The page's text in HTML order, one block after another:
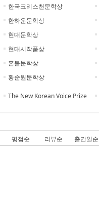
한국크리스천문학상
한하운문학상
현대문학상
현대시작품상
혼불문학상
황순원문학상
The New Korean Voice Prize
평점순 리뷰순 출간일순